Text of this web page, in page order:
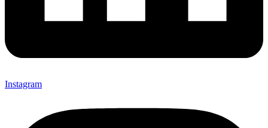
Instagram